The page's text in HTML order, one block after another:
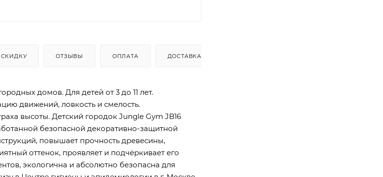
ОТЗЫВЫ ОПЛАТА ДОСТАВКА
домов. Для детей от 3 до 11 лет.
движений, ловкость и смелость.
высоты. Детский городок Jungle Gym JB16
безопасной декоративно-защитной
повышает прочность древесины,
оттенок, проявляет и подчёркивает его
экологична и абсолютно безопасна для